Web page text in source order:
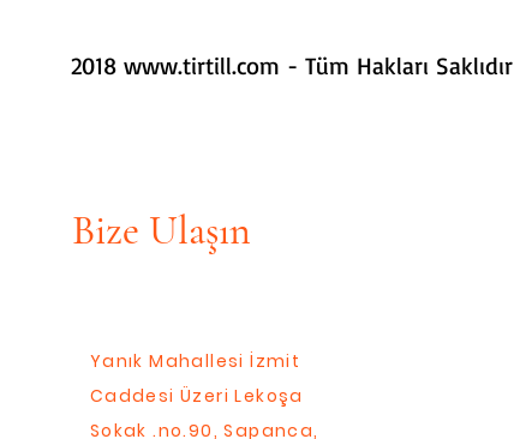
2018 www.tirtill.com - Tüm Hakları Saklıdır
Bize Ulaşın
Yanık Mahallesi İzmit
Caddesi Üzeri Lekoşa
Sokak .no.90, Sapanca,